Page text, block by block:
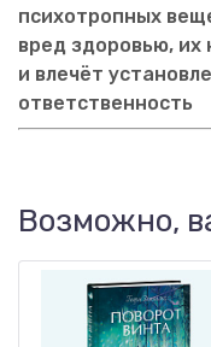
психотропных
вред здоровью,
и влечёт
ответственность
Возможно,